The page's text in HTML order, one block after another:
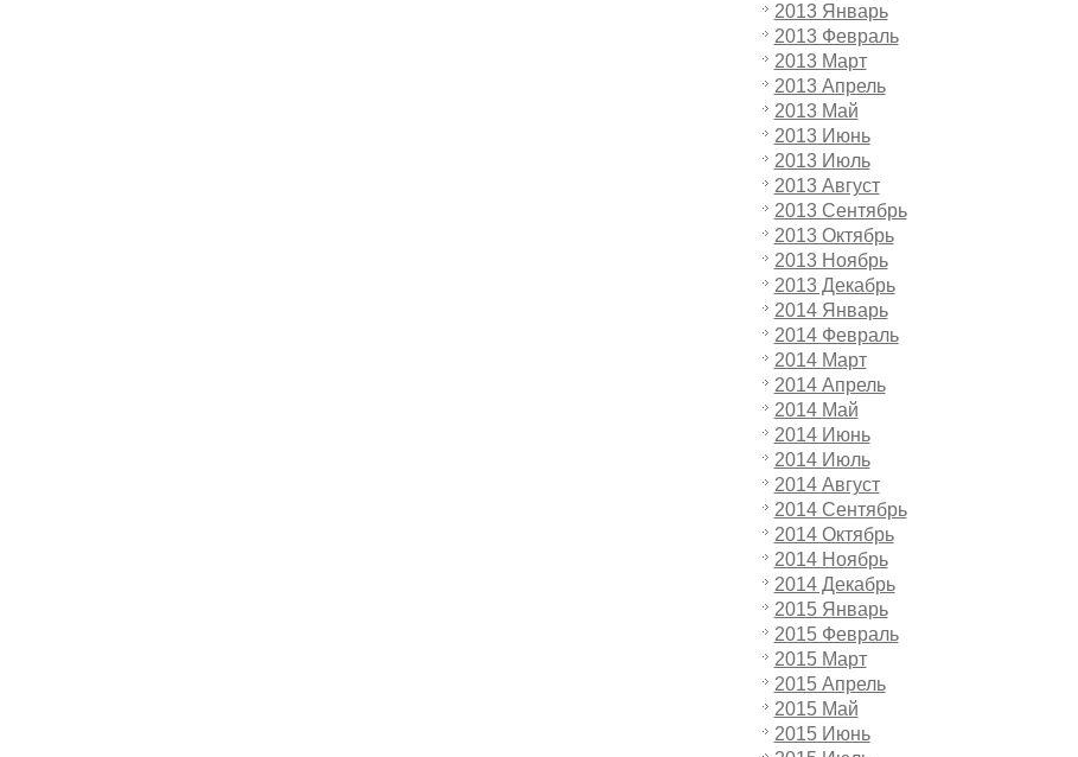
2013 Январь
2013 Февраль
2013 Март
2013 Апрель
2013 Май
2013 Июнь
2013 Июль
2013 Август
2013 Сентябрь
2013 Октябрь
2013 Ноябрь
2013 Декабрь
2014 Январь
2014 Февраль
2014 Март
2014 Апрель
2014 Май
2014 Июнь
2014 Июль
2014 Август
2014 Сентябрь
2014 Октябрь
2014 Ноябрь
2014 Декабрь
2015 Январь
2015 Февраль
2015 Март
2015 Апрель
2015 Май
2015 Июнь